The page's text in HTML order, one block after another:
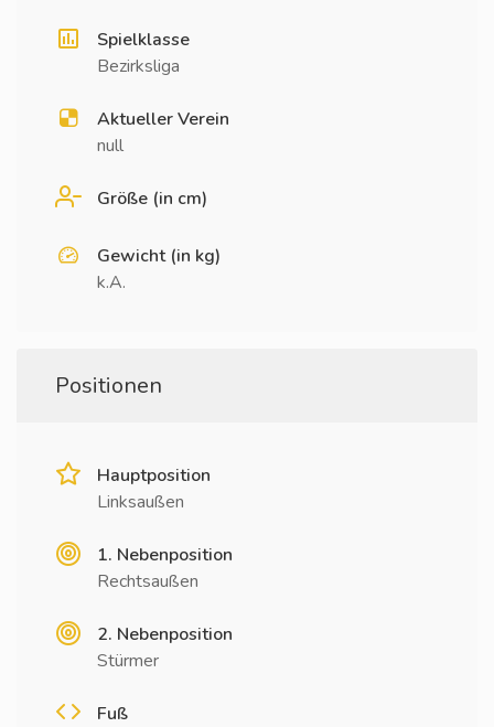
Spielklasse
Bezirksliga
Aktueller Verein
null
Größe (in cm)
Gewicht (in kg)
k.A.
Positionen
Hauptposition
Linksaußen
1. Nebenposition
Rechtsaußen
2. Nebenposition
Stürmer
Fuß